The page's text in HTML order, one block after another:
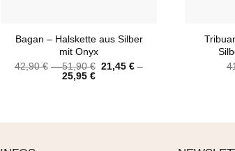
Bagan – Halskette aus Silber
mit Onyx
42,90€ –51,90€ 21,45€ –
25,95 €